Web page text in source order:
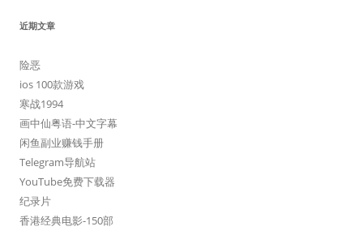
近期文章
险恶
ios 100款游戏
寒战1994
画中仙粤语-中文字幕
闲鱼副业赚钱手册
Telegram导航站
YouTube免费下载器
纪录片
香港经典电影-150部